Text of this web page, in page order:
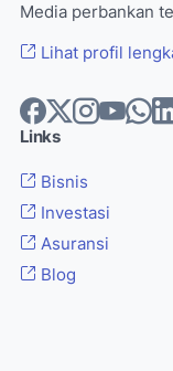
Media perbankan
Lihat profil
Links
Bisnis
Investasi
Asuransi
Blog